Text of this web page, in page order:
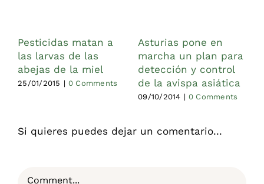
Pesticidas matan a
las larvas de las
abejas de la miel
25/01/2015 | 0 Comments
Asturias pone en
marcha un plan para
detección y control
de la avispa asiática
09/10/2014 | 0 Comments
Si quieres puedes dejar un comentario...
Comment